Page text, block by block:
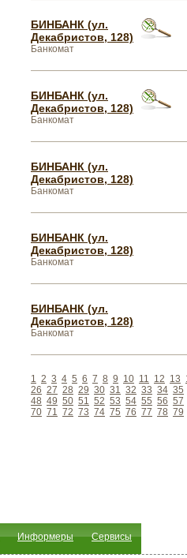
БИНБАНК (ул.
Декабристов, 128)
Банкомат
БИНБАНК (ул.
Декабристов, 128)
Банкомат
БИНБАНК (ул.
Декабристов, 128)
Банкомат
БИНБАНК (ул.
Декабристов, 128)
Банкомат
БИНБАНК (ул.
Декабристов, 128)
Банкомат
1 2 3 4 5 6 7 8 9 10 11 12 13
26 27 28 29 30 31 32 33 34 35
48 49 50 51 52 53 54 55 56 57
70 71 72 73 74 75 76 77 78 79
Информеры Сервисы